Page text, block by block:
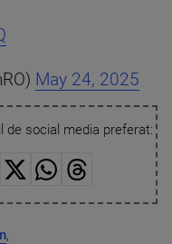
May 24, 2025
de social media preferat:
,